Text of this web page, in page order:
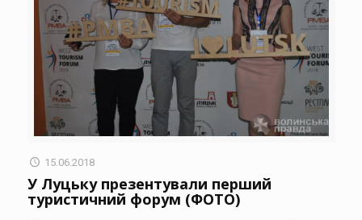
15.06.2018
У Луцьку презентували перший
туристичний форум (ФОТО)